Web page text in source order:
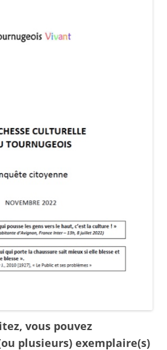
vous pouvez
plusieurs) exemplaire(s)